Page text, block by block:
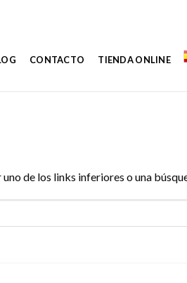
CONTACTO TIENDA ONLINE
de los links inferiores o una